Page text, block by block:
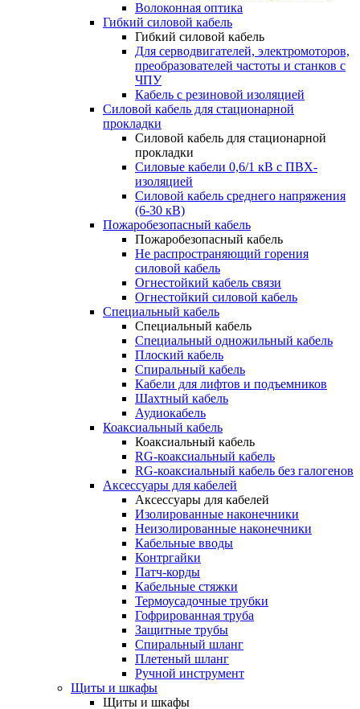
Волоконная оптика
Гибкий силовой кабель
Гибкий силовой кабель
Для серводвигателей, электромоторов,
преобразователей частоты и станков с
ЧПУ
Кабель с резиновой изоляцией
Силовой кабель для стационарной
прокладки
Силовой кабель для стационарной
прокладки
Силовые кабели 0,6/1 кВ с ПВХ-
изоляцией
Силовой кабель среднего напряжения
(6-30 кВ)
Пожаробезопасный кабель
Пожаробезопасный кабель
Не распространяющий горения
силовой кабель
Огнестойкий кабель связи
Огнестойкий силовой кабель
Специальный кабель
Специальный кабель
Специальный одножильный кабель
Плоский кабель
Спиральный кабель
Кабели для лифтов и подъемников
Шахтный кабель
Аудиокабель
Коаксиальный кабель
Коаксиальный кабель
RG-коаксиальный кабель
RG-коаксиальный кабель без галогенов
Аксессуары для кабелей
Аксессуары для кабелей
Изолированные наконечники
Неизолированные наконечники
Кабельные вводы
Контргайки
Патч-корды
Кабельные стяжки
Термоусадочные трубки
Гофрированная труба
Защитные трубы
Спиральный шланг
Плетеный шланг
Ручной инструмент
Щиты и шкафы
Щиты и шкафы